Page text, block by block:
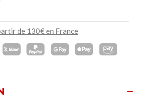
de 130€ en France